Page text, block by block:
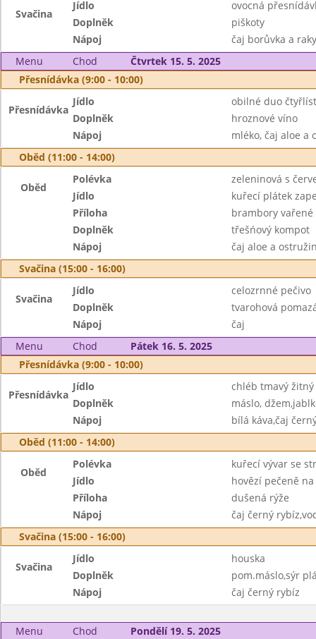
Svačina
Jídlo
ovocná
Doplněk
piškoty
Nápoj
čaj borůvka a
Menu
Chod
Čtvrtek 15. 5. 2025
Přesnídávka (9:00 - 10:00)
Přesnídávka
Jídlo
obilné duo
Doplněk
hroznové víno
Nápoj
mléko, čaj aloe a
Oběd (11:00 - 14:00)
Oběd
Polévka
zeleninová s
Jídlo
kuřecí plátek
Příloha
brambory vařené
Doplněk
třešńový kompot
Nápoj
čaj aloe a
Svačina (15:00 - 16:00)
Svačina
Jídlo
celozrnné pečivo
Doplněk
tvarohová
Nápoj
čaj
Menu
Chod
Pátek 16. 5. 2025
Přesnídávka (9:00 - 10:00)
Přesnídávka
Jídlo
chléb tmavý žitný
Doplněk
máslo,
Nápoj
bílá káva,čaj
Oběd (11:00 - 14:00)
Oběd
Polévka
kuřecí vývar se
Jídlo
hovězí pečeně
Příloha
dušená rýže
Nápoj
čaj černý
Svačina (15:00 - 16:00)
Svačina
Jídlo
houska
Doplněk
pom.máslo,sýr
Nápoj
čaj černý rybíz
Menu Chod
Pondělí 19. 5. 2025